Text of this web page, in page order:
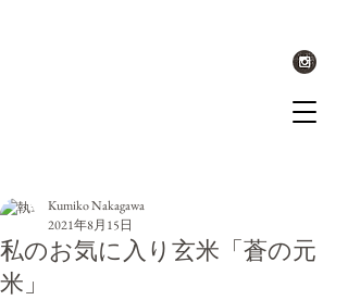
私のお気に入り玄米「蒼の元
米」
Kumiko Nakagawa
2021年8月15日